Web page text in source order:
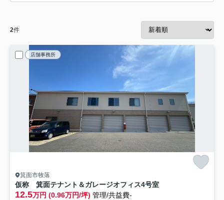
2件
店舗事務所
箕面市牧落
仮称 箕面テナント＆ガレージオフィス4号室
12.5万円 (0.96万円/坪) 管理/共益費-